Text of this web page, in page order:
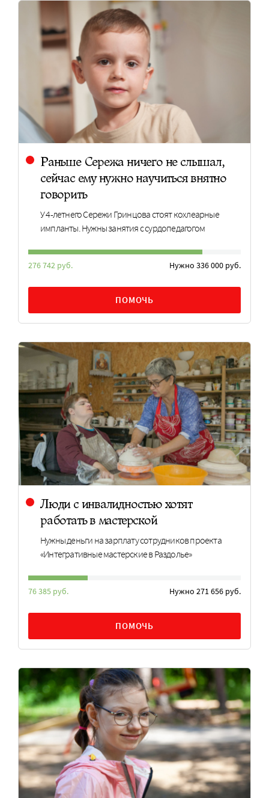
Раньше Сережа ничего не слышал,
сейчас ему нужно научиться внятно
говорить
У 4-летнего Сережи Гринцова стоят кохлеарные
импланты. Нужны занятия с сурдопедагогом
276 742 руб. Нужно 336 000 руб.
ПОМОЧЬ
Люди с инвалидностью хотят
работать в мастерской
Нужны деньги на зарплату сотрудников проекта
«Интегративные мастерские в Раздолье»
76 385 руб. Нужно 271 656 руб.
ПОМОЧЬ